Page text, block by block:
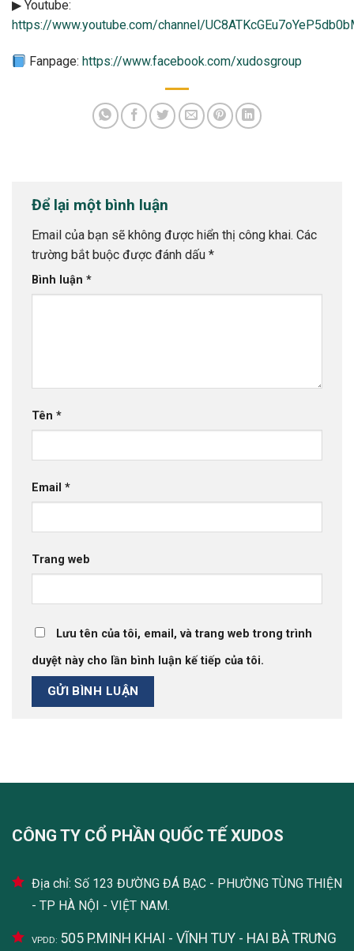
▶ Youtube:
https://www.youtube.com/channel/
Fanpage: https://www.facebook.com/xudosgroup
Để lại một bình luận
Email của bạn sẽ không được hiển thị công khai. Các
trường bắt buộc được đánh dấu *
Bình luận *
Tên *
Email *
Trang web
Lưu tên của tôi, email, và trang web trong trình
duyệt này cho lần bình luận kế tiếp của tôi.
CÔNG TY CỔ PHẦN QUỐC TẾ XUDOS
Địa chỉ: Số 123 ĐƯỜNG ĐÁ BẠC - PHƯỜNG TÙNG THIỆN
- TP HÀ NỘI - VIỆT NAM.
VPDD: 505 P.MINH KHAI - VĨNH TUY - HAI BÀ TRƯNG